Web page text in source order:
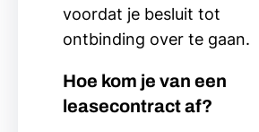
voordat je besluit tot
ontbinding over te gaan.
Hoe kom je van een
leasecontract af?